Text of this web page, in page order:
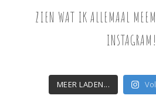
ZIEN WAT IK ALLEMAAL
INSTAGRAM!
MEER LADEN...